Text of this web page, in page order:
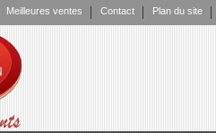
Meilleures ventes Contact Plan du site